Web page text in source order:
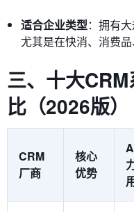
适合企业类型：拥有
尤其是在快消、消费品
三、十大
比（2026版）
CRM
厂商
核心
优势